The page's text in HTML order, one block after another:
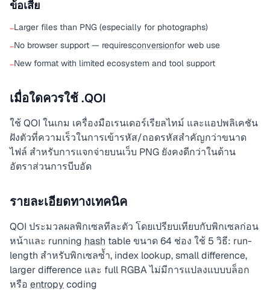
ข้อเสีย
−Larger files than PNG (especially for photographs)
−No browser support — requiresconversionfor web use
−New format with limited ecosystem and tool support
เมื่อใดควรใช้ .QOI
ใช้ QOI ในเกม เครื่องมือเรนเดอร์เรียลไทม์ และแอปพลิเคชัน
ฝังตัวที่ความเร็วในการเข้ารหัส/ถอดรหัสสำคัญกว่าขนาด
ไฟล์ สำหรับการแจกจ่ายบนเว็บ PNG ยังคงดีกว่าในด้าน
อัตราส่วนการบีบอัด
รายละเอียดทางเทคนิค
QOI ประมวลผลพิกเซลทีละตัว โดยเปรียบเทียบกับพิกเซลก่อน
หน้าและ running hash table ขนาด 64 ช่อง ใช้ 5 วิธี: run-
length สำหรับพิกเซลซ้ำ, index lookup, small difference,
larger difference และ full RGBA ไม่มีการแปลงแบบบล็อก
หรือ entropy coding